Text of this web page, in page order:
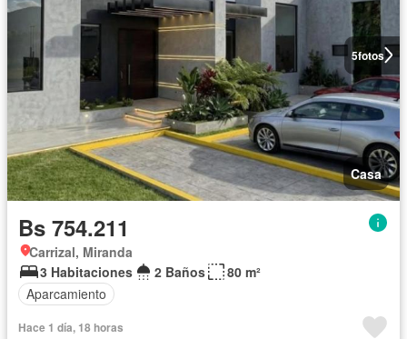
5fotos
Casa
Bs 754.211
Carrizal, Miranda
3 Habitaciones
2 Baños
80 m²
Aparcamiento
Hace 1 día, 18 horas